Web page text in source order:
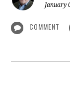
January
COMMENT